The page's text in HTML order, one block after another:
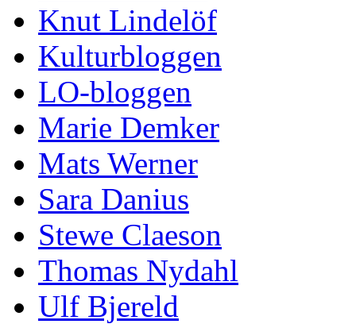
Knut Lindelöf
Kulturbloggen
LO-bloggen
Marie Demker
Mats Werner
Sara Danius
Stewe Claeson
Thomas Nydahl
Ulf Bjereld